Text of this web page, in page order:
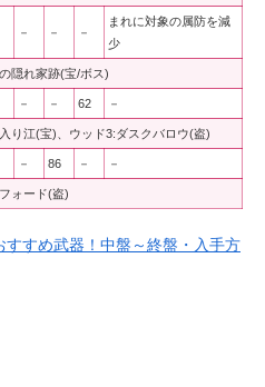
－ － －
まれに対象の属防を減
少
隠れ家跡(宝/ボス)
－ － 62 －
り江(宝)、ウッド3:ダスクバロウ(盗)
－ 86 － －
ォード(盗)
すめ武器！中盤～終盤・入手方